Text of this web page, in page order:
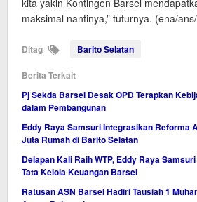
maksimal nantinya,” tuturnya. (ena/
Ditag Barito Selatan
Berita Terkait
Pj Sekda Barsel Desak OPD Terapkan
dalam Pembangunan
Eddy Raya Samsuri Integrasikan Reforma
Juta Rumah di Barito Selatan
Delapan Kali Raih WTP, Eddy Raya
Tata Kelola Keuangan Barsel
Ratusan ASN Barsel Hadiri Tausiah 1